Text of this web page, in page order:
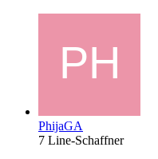
PhijaGA
7 Line-Schaffner